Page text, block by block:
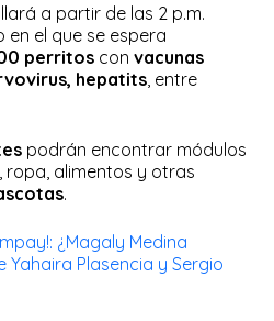
a partir de las 2 p.m.
en el que se espera
perritos convacunas
hepatits , entre
podrán encontrar módulos
ropa, alimentos y otras
.
¿Magaly Medina
Plasencia y Sergio